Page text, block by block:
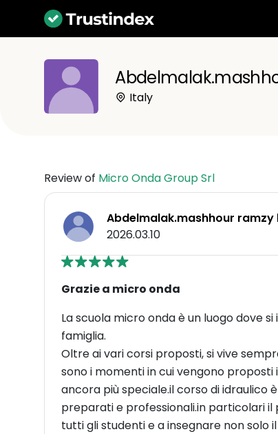
Italy
Review of Micro Onda Group Srl
Abdelmalak.mashhour ramzy
2026.03.10
Grazie a micro onda
La scuola micro onda è un luogo dove
famiglia.
Oltre ai vari corsi proposti, si vive
sono i momenti in cui vengono
ancora più speciale.il corso di idraulico
preparati e professionali.in particolari
tutti gli studenti e a insegnare non